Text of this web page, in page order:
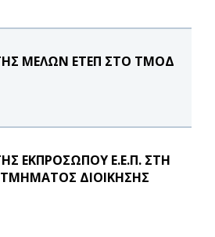
ΜΕΛΩΝ ΕΤΕΠ ΣΤΟ ΤΜΟΔ
ΕΚΠΡΟΣΩΠΟΥ Ε.Ε.Π. ΣΤΗ
ΔΙΟΙΚΗΣΗΣ